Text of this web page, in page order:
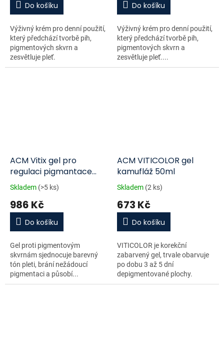
Do košíku
Výživný krém pro denní použití,
který předchází tvorbě pih,
pigmentových skvrn a
zesvětluje pleť.
Do košíku
Výživný krém pro denní použití,
který předchází tvorbě pih,
pigmentových skvrn a
zesvětluje pleť....
ACM Vitix gel pro
regulaci pigmantace
50ml
Skladem (>5 ks)
986 Kč
Do košíku
Gel proti pigmentovým
skvrnám sjednocuje barevný
tón pleti, brání nežádoucí
pigmentaci a působí...
ACM VITICOLOR gel
kamufláž 50ml
Skladem (2 ks)
673 Kč
Do košíku
VITICOLOR je korekční
zabarvený gel, trvale obarvuje
po dobu 3 až 5 dní
depigmentované plochy.